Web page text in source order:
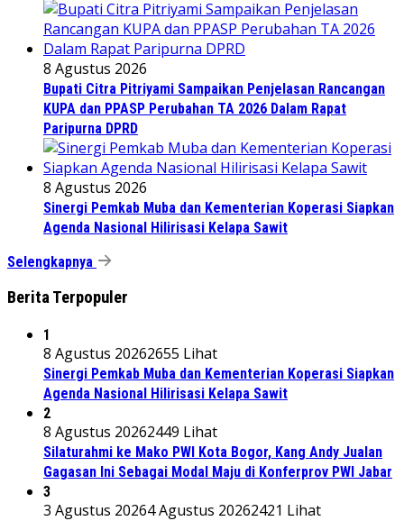
8 Agustus 2026
Bupati Citra Pitriyami Sampaikan Penjelasan Rancangan
KUPA dan PPASP Perubahan TA 2026 Dalam Rapat
Paripurna DPRD
8 Agustus 2026
Sinergi Pemkab Muba dan Kementerian Koperasi Siapkan
Agenda Nasional Hilirisasi Kelapa Sawit
Selengkapnya
Berita Terpopuler
1
8 Agustus 20262655 Lihat
Sinergi Pemkab Muba dan Kementerian Koperasi Siapkan
Agenda Nasional Hilirisasi Kelapa Sawit
2
8 Agustus 20262449 Lihat
Silaturahmi ke Mako PWI Kota Bogor, Kang Andy Jualan
Gagasan Ini Sebagai Modal Maju di Konferprov PWI Jabar
3
3 Agustus 20264 Agustus 20262421 Lihat